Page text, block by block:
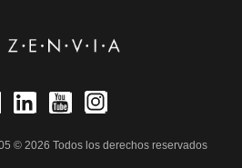
© 2026 Todos los derechos reservados